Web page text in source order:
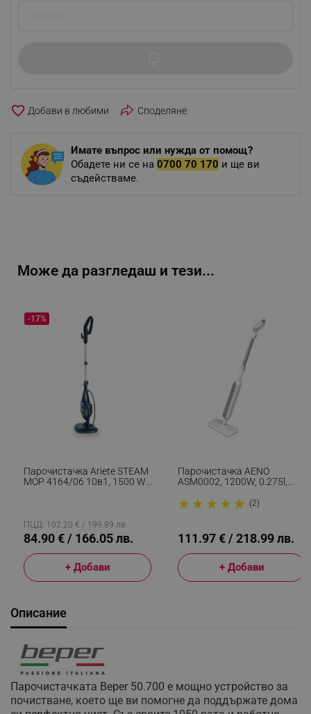
favorite_border Споделяне
Имате въпрос или нужда от помощ?
Обадете ни се на 0700 70 170 и ще ви
съдействаме.
Може да разгледаш и тези...
Парочистачка Ariete STEAM
MOP 4164/06 10в1, 1500 W,
-17%
ПЦД: 102.20 € / 199.89 лв.
84.90 € / 166.05 лв.
+ Добави
Парочистачка AENO
ASM0002, 1200W, 0.275l,
★ ★ ★ ★ ★ (2)
111.97 € / 218.99 лв.
+ Добави
Описание
Парочистачката Beper 50.700 е мощно устройство за
почистване, което ще ви помогне да поддържате дома